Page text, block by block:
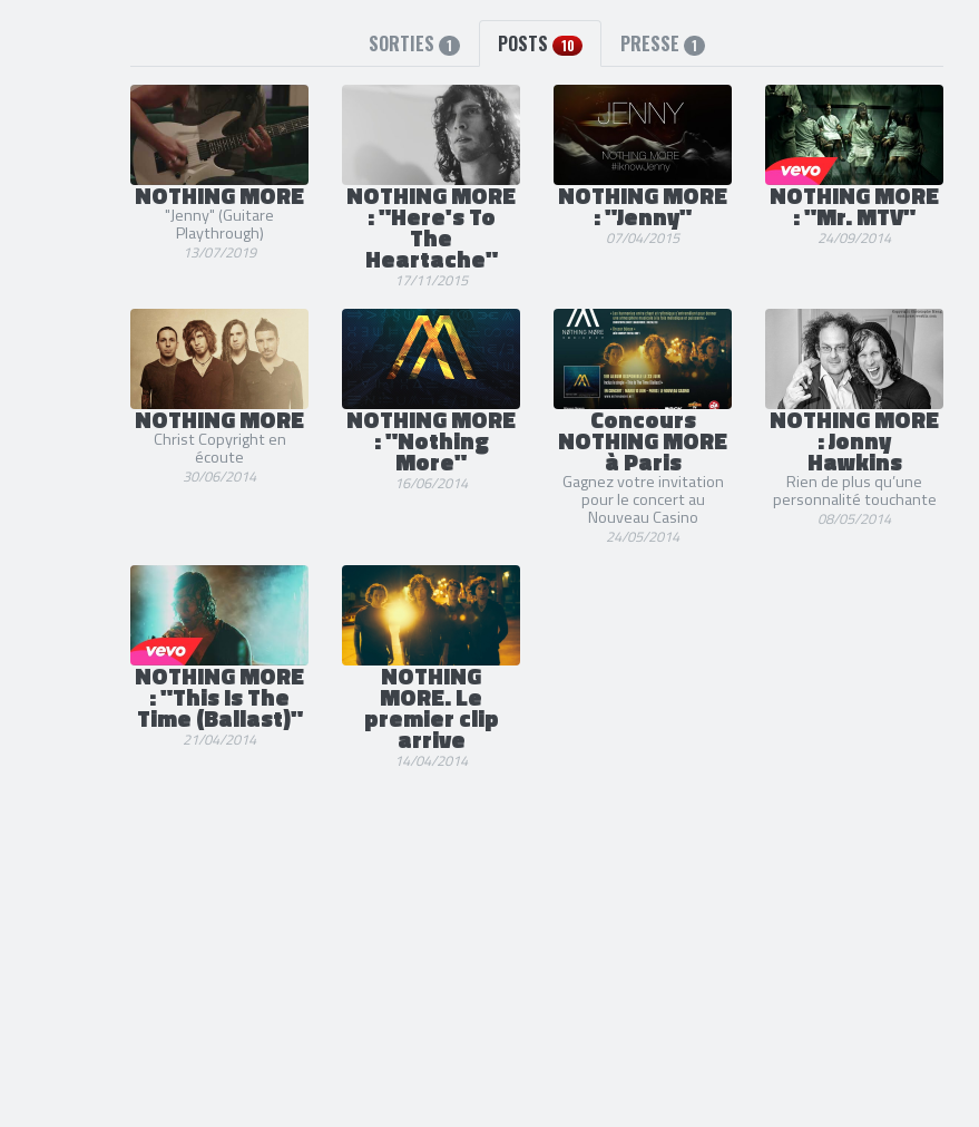
SORTIES 1 POSTS 10 PRESSE 1
NOTHING MORE
"Jenny" (Guitare
Playthrough)
13/07/2019
NOTHING MORE
: "Here's To
The
Heartache"
17/11/2015
NOTHING MORE
: "Jenny"
07/04/2015
NOTHING MORE
: "Mr. MTV"
24/09/2014
NOTHING MORE
Christ Copyright en
écoute
30/06/2014
NOTHING MORE
: "Nothing
More"
16/06/2014
Concours
NOTHING MORE
à Paris
Gagnez votre invitation
pour le concert au
Nouveau Casino
24/05/2014
NOTHING MORE
: Jonny
Hawkins
Rien de plus qu’une
personnalité touchante
08/05/2014
NOTHING MORE
: "This Is The
Time (Ballast)"
21/04/2014
NOTHING
MORE. Le
premier clip
arrive
14/04/2014